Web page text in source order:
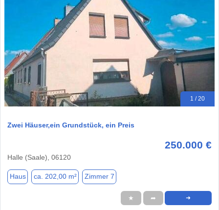
1 / 20
Zwei Häuser,ein Grundstück, ein Preis
250.000 €
Halle (Saale), 06120
Haus ca. 202,00 m² Zimmer 7
★ ➦ ➜